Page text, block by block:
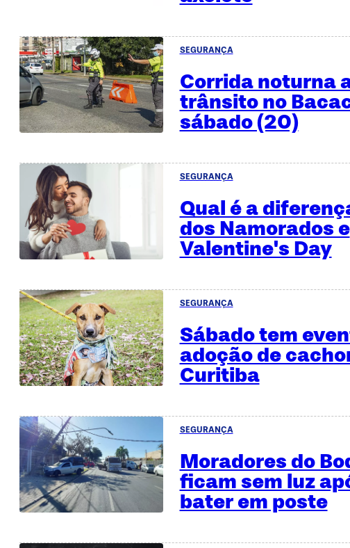
SEGURANÇA
Corrida noturna
trânsito no
sábado (20)
SEGURANÇA
Qual é a
dos Namorados e
Valentine's Day
SEGURANÇA
Sábado tem
adoção de
Curitiba
SEGURANÇA
Moradores do
ficam sem luz
bater em poste